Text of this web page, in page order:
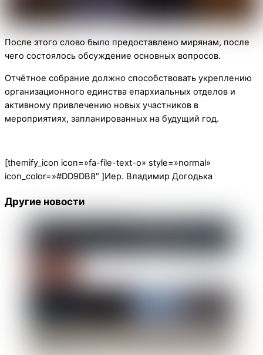
После этого слово было предоставлено мирянам, после
чего состоялось обсуждение основных вопросов.
Отчётное собрание должно способствовать укреплению
организационного единства епархиальных отделов и
активному привлечению новых участников в
мероприятиях, запланированных на будущий год.
[themify_icon icon=»fa-file-text-o» style=»normal»
icon_color=»#DD9DB8″ ]Иер. Владимир Догодька
Другие новости